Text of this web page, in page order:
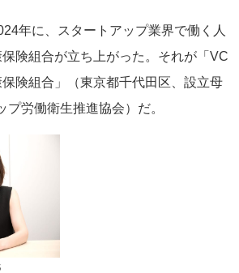
年に、スタートアップ業界で働く人
険組合が立ち上がった。それが「VC
険組合」（東京都千代田区、設立母
労働衛生推進協会）だ。